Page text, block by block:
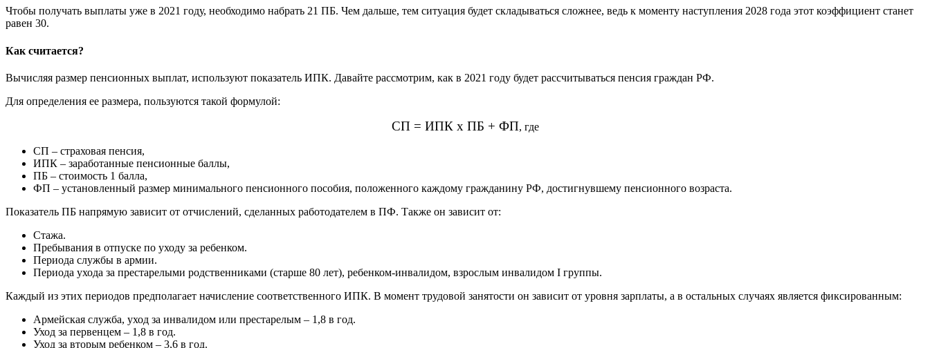
Чтобы получать выплаты уже в 2021 году, необходимо набрать 21 ПБ. Чем дальше, тем ситуация будет складываться сложнее, ведь к моменту наступления 2028 года этот коэффициент станет
равен 30.
Как считается?
Вычисляя размер пенсионных выплат, используют показатель ИПК. Давайте рассмотрим, как в 2021 году будет рассчитываться пенсия граждан РФ.
Для определения ее размера, пользуются такой формулой:
СП = ИПК х ПБ + ФП, где
СП – страховая пенсия,
ИПК – заработанные пенсионные баллы,
ПБ – стоимость 1 балла,
ФП – установленный размер минимального пенсионного пособия, положенного каждому гражданину РФ, достигнувшему пенсионного возраста.
Показатель ПБ напрямую зависит от отчислений, сделанных работодателем в ПФ. Также он зависит от:
Стажа.
Пребывания в отпуске по уходу за ребенком.
Периода службы в армии.
Периода ухода за престарелыми родственниками (старше 80 лет), ребенком-инвалидом, взрослым инвалидом I группы.
Каждый из этих периодов предполагает начисление соответственного ИПК. В момент трудовой занятости он зависит от уровня зарплаты, а в остальных случаях является фиксированным:
Армейская служба, уход за инвалидом или престарелым – 1,8 в год.
Уход за первенцем – 1,8 в год.
Уход за вторым ребенком – 3,6 в год.